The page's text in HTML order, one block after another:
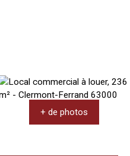
+ de photos